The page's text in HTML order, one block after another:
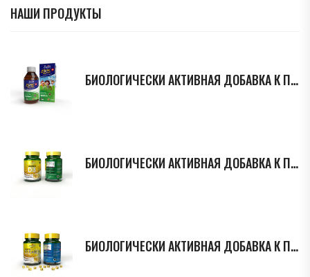
НАШИ ПРОДУКТЫ
БИОЛОГИЧЕСКИ АКТИВНАЯ ДОБАВКА К ПИЩЕ B-COMPLEX, МАРКИ SWISS BORK
БИОЛОГИЧЕСКИ АКТИВНАЯ ДОБАВКА К ПИЩЕ VITAMIN D3, МАРКИ SWISS BORK
БИОЛОГИЧЕСКИ АКТИВНАЯ ДОБАВКА К ПИЩЕ VITAMIN D3 + K2, МАРКИ SWISS BORK